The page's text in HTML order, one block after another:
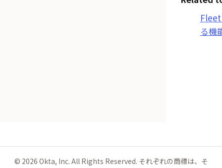
る機
© 2026 Okta, Inc. All Rights Reserved. それぞれの商標は、そ